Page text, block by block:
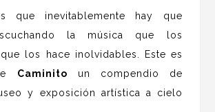
que inevitablemente hay que
la música que los
los hace inolvidables. Este es
Caminito un compendio de
y exposición artística a cielo